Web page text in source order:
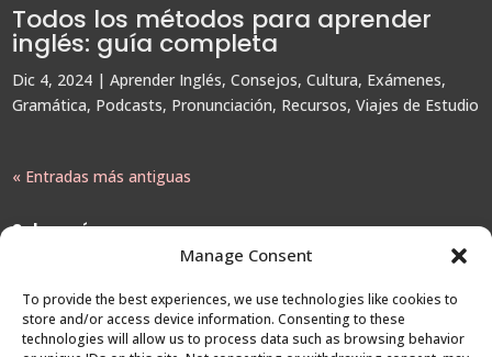
Manage Consent
To provide the best experiences, we use technologies like cookies to
store and/or access device information. Consenting to these
technologies will allow us to process data such as browsing behavior
Todos los métodos para aprender
inglés: guía completa
Dic 4, 2024 |Aprender Inglés,Consejos,Cultura, Exámenes,
Gramática, Podcasts, Pronunciación, Recursos,Viajes de Estudio
« Entradas más antiguas
Sobre mí:
Con más de 30 años de experiencia en la organización de viajes
de estudio al Reino Unido, en Viajes a UK me especializo en
asesorar a estudiantes hispanohablantes que buscan mejorar su